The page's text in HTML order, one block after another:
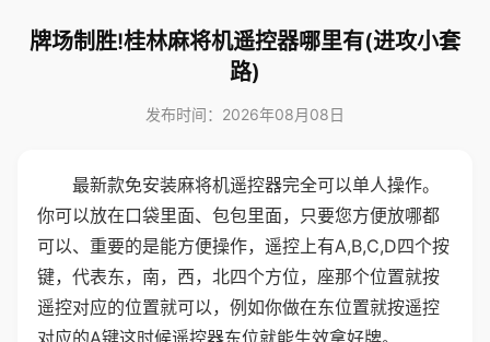
牌场制胜!桂林麻将机遥控器哪里有(进攻小套
路)
发布时间：2026年08月08日
最新款免安装麻将机遥控器完全可以单人操作。
你可以放在口袋里面、包包里面，只要您方便放哪都
可以、重要的是能方便操作，遥控上有A,B,C,D四个按
键，代表东，南，西，北四个方位，座那个位置就按
遥控对应的位置就可以，例如你做在东位置就按遥控
对应的A键这时候遥控器东位就能生效拿好牌。